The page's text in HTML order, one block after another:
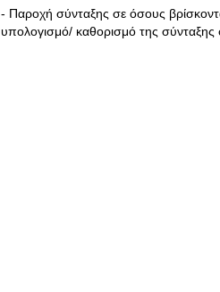
- Παροχή σύνταξης σε όσους
υπολογισμό/ καθορισμό της σύνταξης